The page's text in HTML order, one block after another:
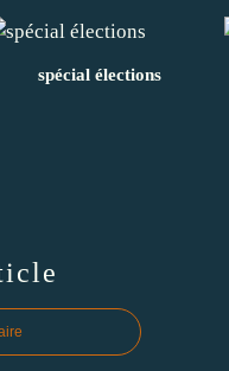
spécial élections